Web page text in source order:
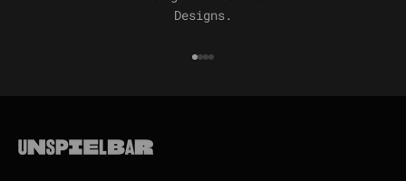
Designs.
Gehe zu Element 1
Gehe zu Element 2
Gehe zu Element 3
Gehe zu Element 4